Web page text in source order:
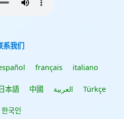
系我们
français italiano
本語 中國 العربية Türkçe
한국인